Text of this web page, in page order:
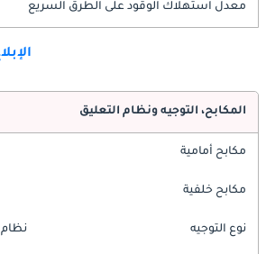
معدل استهلاك الوقود على الطرق السريع
المكابح، التوجيه ونظام التعليق
مكابح أمامية
مكابح خلفية
نوع التوجيه نظام